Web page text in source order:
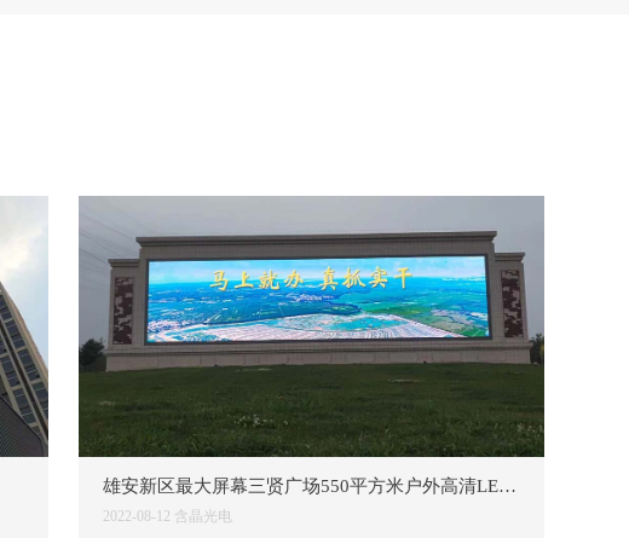
雄安新区最大屏幕三贤广场550平方米户外高清LED显示屏竣工交付
2022-08-12 含晶光电